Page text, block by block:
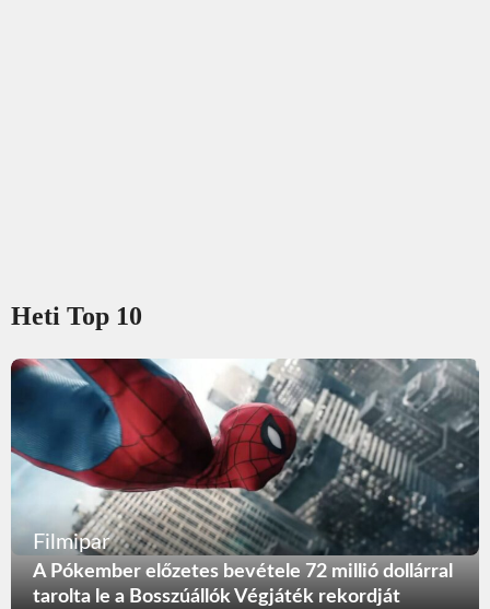
Heti Top 10
Filmipar
A Pókember előzetes bevétele 72 millió dollárral
tarolta le a Bosszúállók Végjáték rekordját